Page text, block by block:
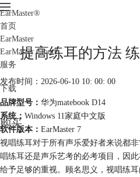
EarMaster®
首页
EarMaster
EarMaster Cloud
服务
下载
购买
提高练耳的方法
发布时间：2026-06-10 10: 00: 00
品牌型号： 华为matebook D14
系统： Windows 11家庭中文版
软件版本： EarMaster 7
视唱练耳对于所有声乐爱好者来说都
唱练耳还是声乐艺考的必考项目，因
给予足够的重视。顾名思义，视唱练